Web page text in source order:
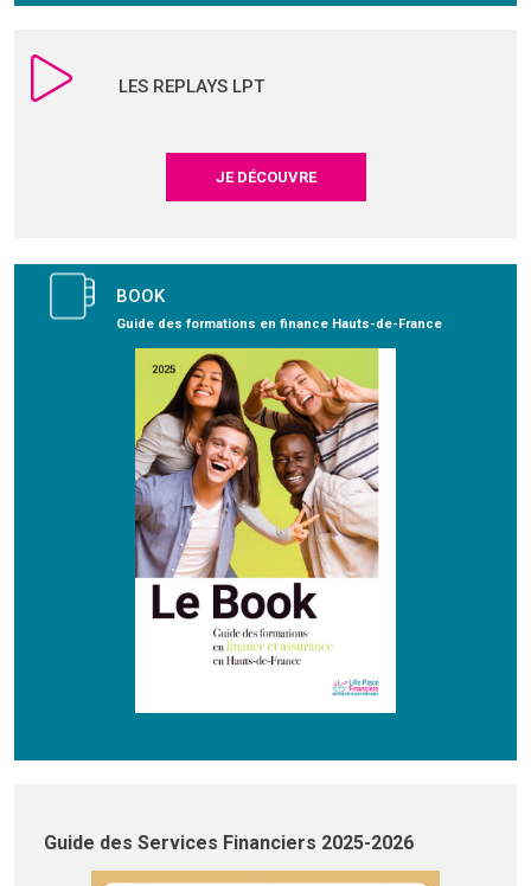
LES REPLAYS LPT
JE DÉCOUVRE
BOOK
Guide des formations en finance Hauts-de-France
Guide des Services Financiers 2025-2026